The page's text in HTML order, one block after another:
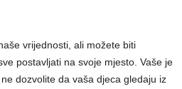
vrijednosti, ali možete biti
postavljati na svoje mjesto. Vaše je
dozvolite da vaša djeca gledaju iz